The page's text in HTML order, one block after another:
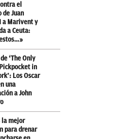
el
de Juan
a Marivent y
a Ceuta:
‘The Only
in
Los Oscar
una
a John
la mejor
para drenar